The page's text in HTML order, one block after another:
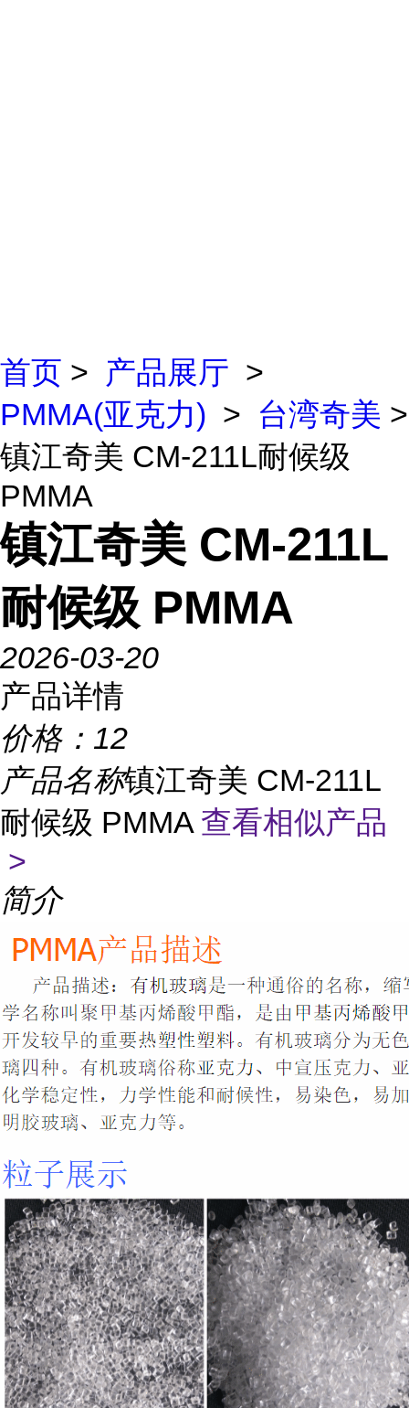
首页 > 产品展厅 >
PMMA(亚克力) > 台湾奇美 >
镇江奇美 CM-211L耐候级
PMMA
镇江奇美 CM-211L
耐候级 PMMA
2026-03-20
产品详情
价格： 12
产品名称镇江奇美 CM-211L
耐候级 PMMA 查看相似产品
>
简介